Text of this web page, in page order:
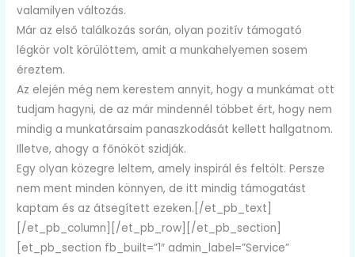
valamilyen változás.
Már az első találkozás során, olyan pozitív támogató
légkör volt körülöttem, amit a munkahelyemen sosem
éreztem.
Az elején még nem kerestem annyit, hogy a munkámat ott
tudjam hagyni, de az már mindennél többet ért, hogy nem
mindig a munkatársaim panaszkodását kellett hallgatnom.
Illetve, ahogy a főnököt szidják.
Egy olyan közegre leltem, amely inspirál és feltölt. Persze
nem ment minden könnyen, de itt mindig támogatást
kaptam és az átsegített ezeken.[/et_pb_text]
[/et_pb_column][/et_pb_row][/et_pb_section]
[et_pb_section fb_built=”1″ admin_label=”Service”